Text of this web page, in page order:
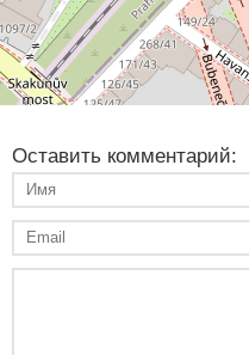
Оставить комментарий: